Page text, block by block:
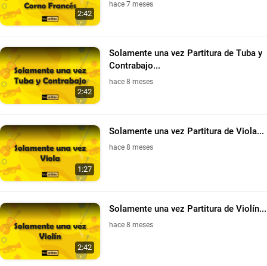
2:42
hace 7 meses
2:42
Solamente una vez Partitura de Tuba y
Contrabajo...
hace 8 meses
1:27
Solamente una vez Partitura de Viola...
hace 8 meses
2:42
Solamente una vez Partitura de Violín...
hace 8 meses